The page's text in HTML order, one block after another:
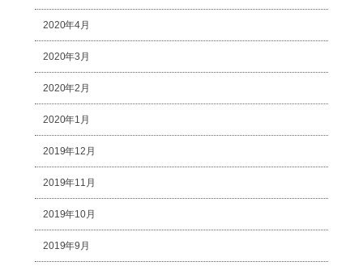
2020年4月
2020年3月
2020年2月
2020年1月
2019年12月
2019年11月
2019年10月
2019年9月